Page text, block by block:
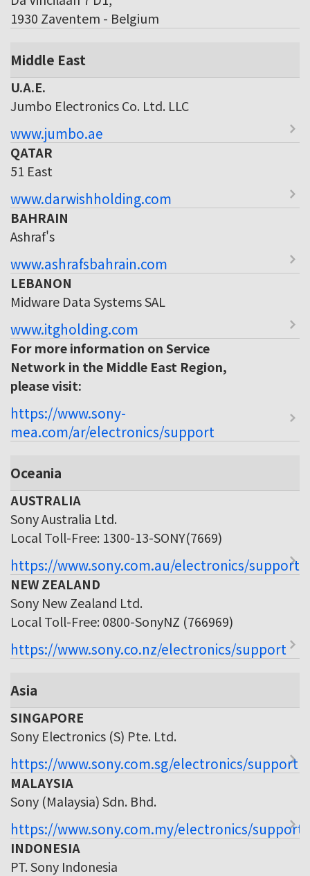
1930 Zaventem - Belgium
Middle East
U.A.E.
Jumbo Electronics Co. Ltd. LLC
www.jumbo.ae
QATAR
51 East
www.darwishholding.com
BAHRAIN
Ashraf's
www.ashrafsbahrain.com
LEBANON
Midware Data Systems SAL
www.itgholding.com
For more information on Service
Network in the Middle East Region,
please visit:
https://www.sony-
mea.com/ar/electronics/support
Oceania
AUSTRALIA
Sony Australia Ltd.
Local Toll-Free: 1300-13-SONY(7669)
https://www.sony.com.au/electronics/support
NEW ZEALAND
Sony New Zealand Ltd.
Local Toll-Free: 0800-SonyNZ (766969)
https://www.sony.co.nz/electronics/support
Asia
SINGAPORE
Sony Electronics (S) Pte. Ltd.
https://www.sony.com.sg/electronics/support
MALAYSIA
Sony (Malaysia) Sdn. Bhd.
https://www.sony.com.my/electronics/support
INDONESIA
PT. Sony Indonesia